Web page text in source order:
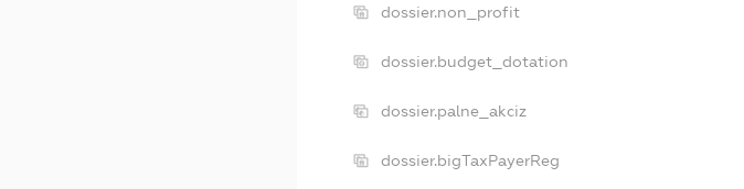
dossier.non_profit
dossier.budget_dotation
dossier.palne_akciz
dossier.bigTaxPayerReg